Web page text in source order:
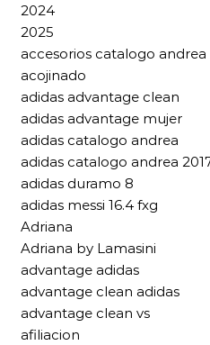
2024
2025
accesorios catalogo andrea
acojinado
adidas advantage clean
adidas advantage mujer
adidas catalogo andrea
adidas catalogo andrea
adidas duramo 8
adidas messi 16.4 fxg
Adriana
Adriana by Lamasini
advantage adidas
advantage clean adidas
advantage clean vs
afiliacion